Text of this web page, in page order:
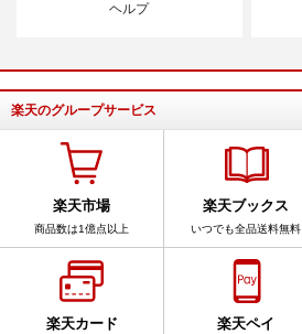
ヘルプ
楽天のグループサービス
楽天市場
商品数は1億点以上
楽天ブックス
いつでも全品送料無料
楽天カード 楽天ペイ